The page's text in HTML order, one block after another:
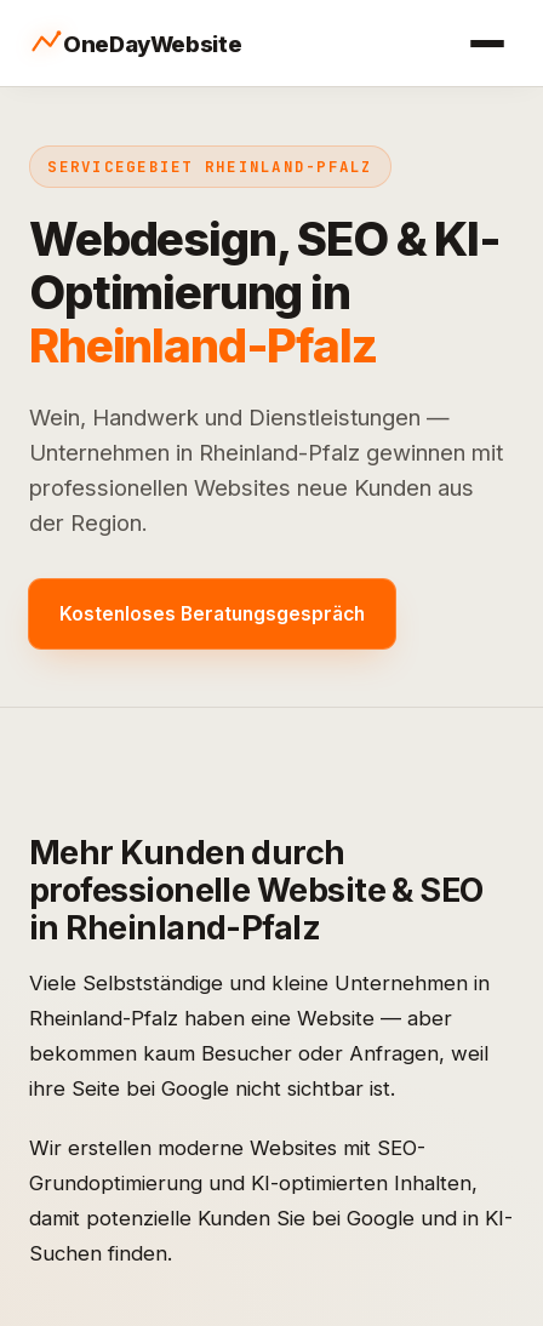
OneDayWebsite
SERVICEGEBIET RHEINLAND-PFALZ
Webdesign, SEO & KI-
Optimierung in
Rheinland-Pfalz
Wein, Handwerk und Dienstleistungen —
Unternehmen in Rheinland-Pfalz gewinnen mit
professionellen Websites neue Kunden aus
der Region.
Kostenloses Beratungsgespräch
Mehr Kunden durch
professionelle Website & SEO
in Rheinland-Pfalz
Viele Selbstständige und kleine Unternehmen in
Rheinland-Pfalz haben eine Website — aber
bekommen kaum Besucher oder Anfragen, weil
ihre Seite bei Google nicht sichtbar ist.
Wir erstellen moderne Websites mit SEO-
Grundoptimierung und KI-optimierten Inhalten,
damit potenzielle Kunden Sie bei Google und in KI-
Suchen finden.